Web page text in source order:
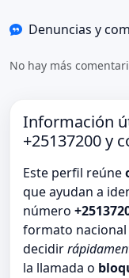
Denuncias y
No hay más
Información
+25137200 y
Este perfil reúne
que ayudan a
número
formato nacional
decidir
la llamada o